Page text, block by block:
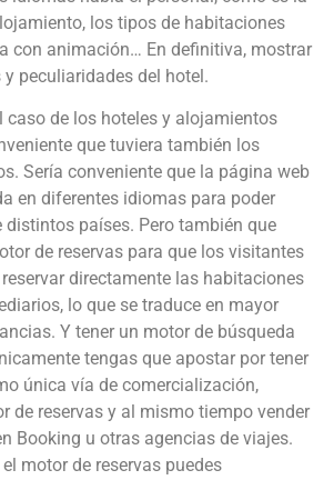
los tipos de habitaciones
con animación… En definitiva, mostrar
peculiaridades del hotel.
caso de los hoteles y alojamientos
que tuviera también los
Sería conveniente que la página web
en diferentes idiomas para poder
distintos países. Pero también que
de reservas para que los visitantes
directamente las habitaciones
lo que se traduce en mayor
Y tener un motor de búsqueda
tengas que apostar por tener
única vía de comercialización,
de reservas y al mismo tiempo vender
Booking u otras agencias de viajes.
motor de reservas puedes